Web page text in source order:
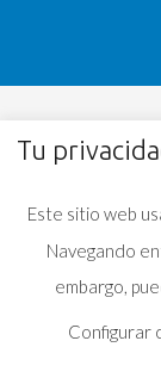
Tu
Este sitio web
Navegando
embargo,
Configurar